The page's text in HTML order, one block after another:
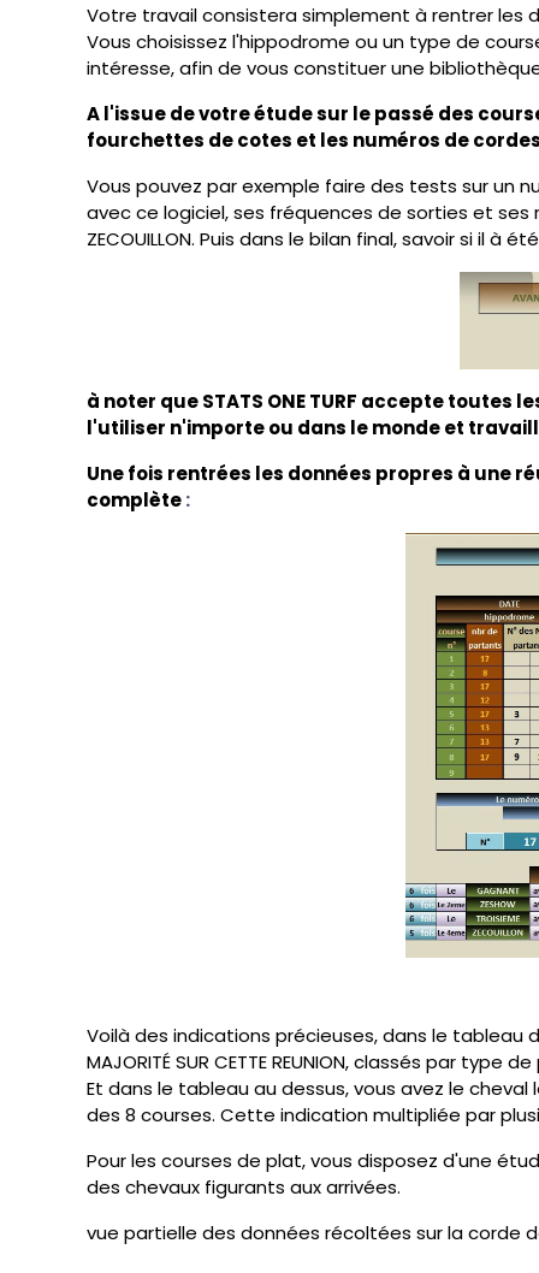
Votre travail consistera simplement à rentrer les
Vous choisissez l'hippodrome ou un type de
intéresse, afin de vous constituer une
A l'issue de votre étude sur le passé des
fourchettes de cotes et les numéros de
Vous pouvez par exemple faire des tests sur un
avec ce logiciel, ses fréquences de sorties et ses
ZECOUILLON. Puis dans le bilan final, savoir si il
à noter que STATS ONE TURF accepte toutes
l'utiliser n'importe ou dans le monde et
Une fois rentrées les données propres à une
complète:
Voilà des indications précieuses, dans le
MAJORITÉ SUR CETTE REUNION, classés par
Et dans le tableau au dessus, vous avez le
des 8 courses. Cette indication multipliée par
Pour les courses de plat, vous disposez d'une
des chevaux figurants aux arrivées.
vue partielle des données récoltées sur la corde